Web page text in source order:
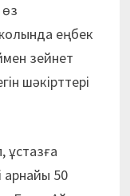
еңбек
зейнет
шәкірттері
ұстазға
арнайы 50